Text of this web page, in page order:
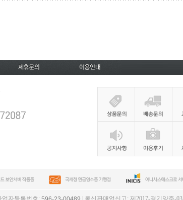
업자등록번호: | 통신판매업신고: 제2017-경기양주-